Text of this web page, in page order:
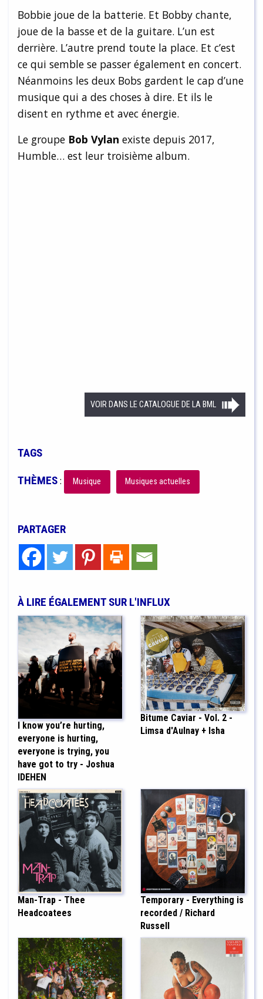
Bobbie joue de la batterie. Et Bobby chante,
joue de la basse et de la guitare. L’un est
derrière. L’autre prend toute la place. Et c’est
ce qui semble se passer également en concert.
Néanmoins les deux Bobs gardent le cap d’une
musique qui a des choses à dire. Et ils le
disent en rythme et avec énergie.
Le groupe Bob Vylan existe depuis 2017,
Humble… est leur troisième album.
VOIR DANS LE CATALOGUE DE LA BML
TAGS
THÈMES: Musique Musiques actuelles
PARTAGER
À LIRE ÉGALEMENT SUR L'INFLUX
I know you’re hurting,
everyone is hurting,
everyone is trying, you
have got to try - Joshua
IDEHEN
Bitume Caviar - Vol. 2 -
Limsa d'Aulnay + Isha
Man-Trap - Thee
Headcoatees
Temporary - Everything is
recorded / Richard
Russell